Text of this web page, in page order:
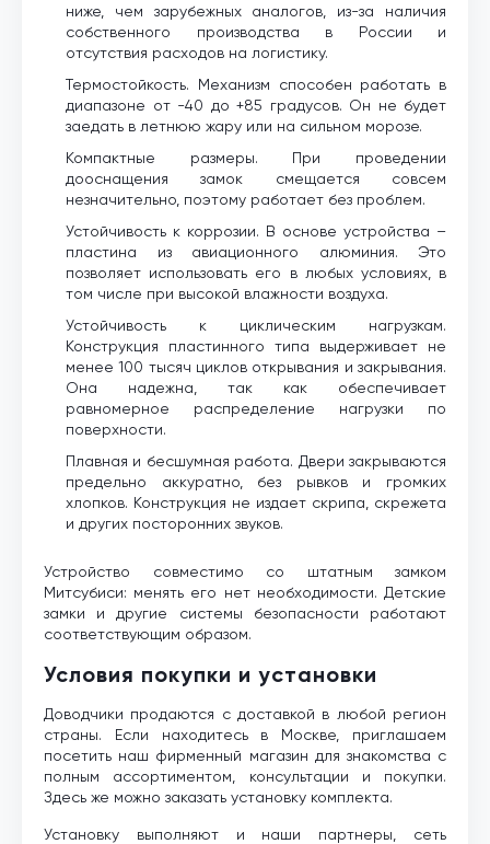
ниже, чем зарубежных аналогов, из-за наличия
собственного производства в России и
отсутствия расходов на логистику.
Термостойкость. Механизм способен работать в
диапазоне от -40 до +85 градусов. Он не будет
заедать в летнюю жару или на сильном морозе.
Компактные размеры. При проведении
дооснащения замок смещается совсем
незначительно, поэтому работает без проблем.
Устойчивость к коррозии. В основе устройства –
пластина из авиационного алюминия. Это
позволяет использовать его в любых условиях, в
том числе при высокой влажности воздуха.
Устойчивость к циклическим нагрузкам.
Конструкция пластинного типа выдерживает не
менее 100 тысяч циклов открывания и закрывания.
Она надежна, так как обеспечивает
равномерное распределение нагрузки по
поверхности.
Плавная и бесшумная работа. Двери закрываются
предельно аккуратно, без рывков и громких
хлопков. Конструкция не издает скрипа, скрежета
и других посторонних звуков.
Устройство совместимо со штатным замком
Митсубиси: менять его нет необходимости. Детские
замки и другие системы безопасности работают
соответствующим образом.
Условия покупки и установки
Доводчики продаются с доставкой в любой регион
страны. Если находитесь в Москве, приглашаем
посетить наш фирменный магазин для знакомства с
полным ассортиментом, консультации и покупки.
Здесь же можно заказать установку комплекта.
Установку выполняют и наши партнеры, сеть